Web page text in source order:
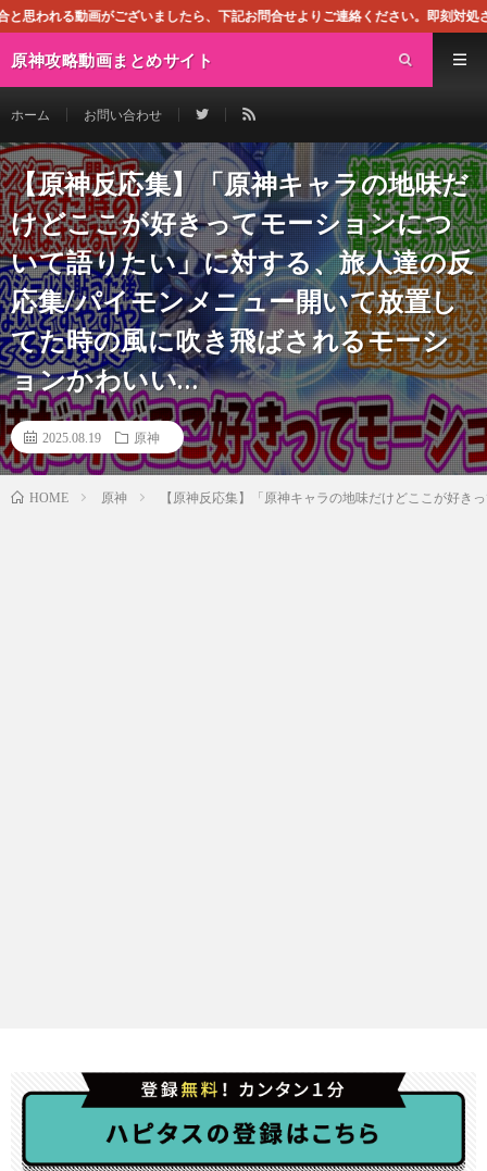
ざいましたら、下記お問合せよりご連絡ください。即刻対処させて頂きます
原神攻略動画まとめサイト
ホーム お問い合わせ
【原神反応集】「原神キャラの地味だ
けどここが好きってモーションにつ
いて語りたい」に対する、旅人達の反
応集/パイモンメニュー開いて放置し
てた時の風に吹き飛ばされるモーシ
ョンかわいい…
2025.08.19 原神
HOME 原神 【原神反応集】「原神キャラの地味だけどここが好